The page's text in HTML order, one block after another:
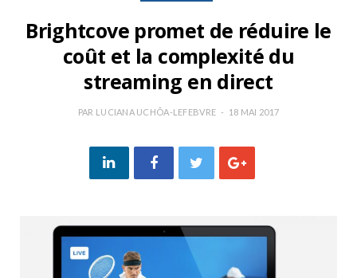
Brightcove promet de réduire le
coût et la complexité du
streaming en direct
PAR LUCIANA UCHÔA-LEFEBVRE 18 MAI 2017